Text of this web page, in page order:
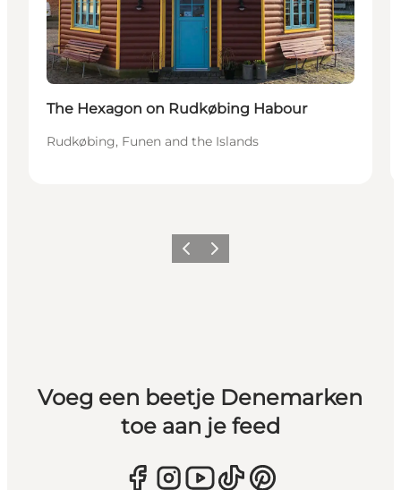
The Hexagon on Rudkøbing Habour
Rudkøbing, Funen and the Islands
Vorige Volgende
Voeg een beetje Denemarken
toe aan je feed